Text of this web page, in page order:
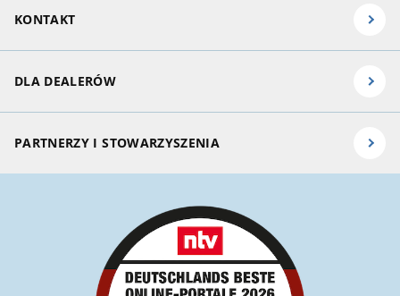
KONTAKT
DLA DEALERÓW
PARTNERZY I STOWARZYSZENIA